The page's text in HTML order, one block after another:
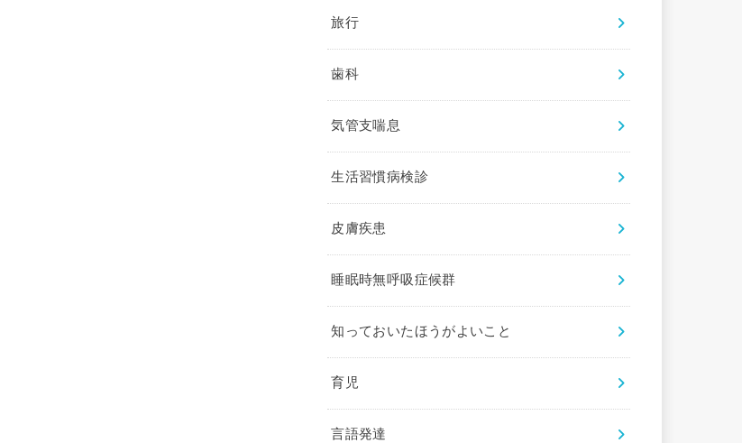
旅行
歯科
気管支喘息
生活習慣病検診
皮膚疾患
睡眠時無呼吸症候群
知っておいたほうがよいこと
育児
言語発達